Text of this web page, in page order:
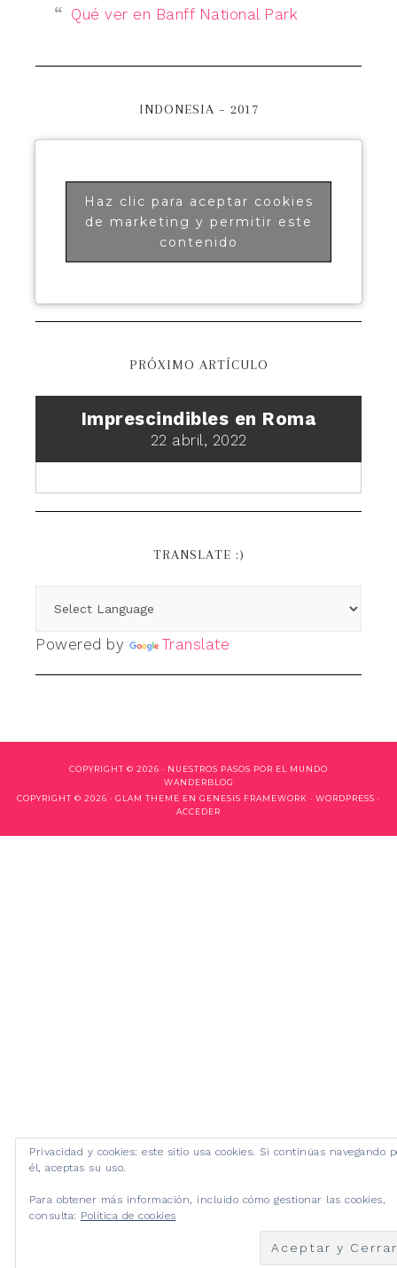
Qué ver en Banff National Park
INDONESIA – 2017
Haz clic para aceptar cookies
de marketing y permitir este
contenido
PRÓXIMO ARTÍCULO
Imprescindibles en Roma
22 abril, 2022
TRANSLATE :)
Powered by Translate
COPYRIGHT © 2026 · NUESTROS PASOS POR EL MUNDO
WANDERBLOG
COPYRIGHT © 2026 · GLAM THEME EN GENESIS FRAMEWORK · WORDPRESS ·
ACCEDER
Privacidad y cookies: este sitio usa cookies. Si continúas navegando
él, aceptas su uso.
Para obtener más información, incluido cómo gestionar las cookies,
consulta: Política de cookies